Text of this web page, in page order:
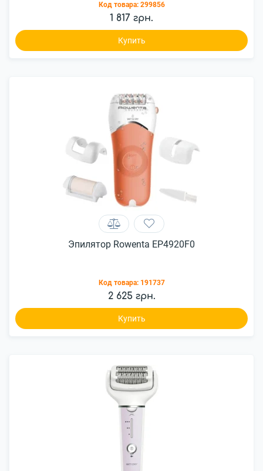
Код товара: 299856
1 817 грн.
Купить
Эпилятор Rowenta EP4920F0
Код товара: 191737
2 625 грн.
Купить